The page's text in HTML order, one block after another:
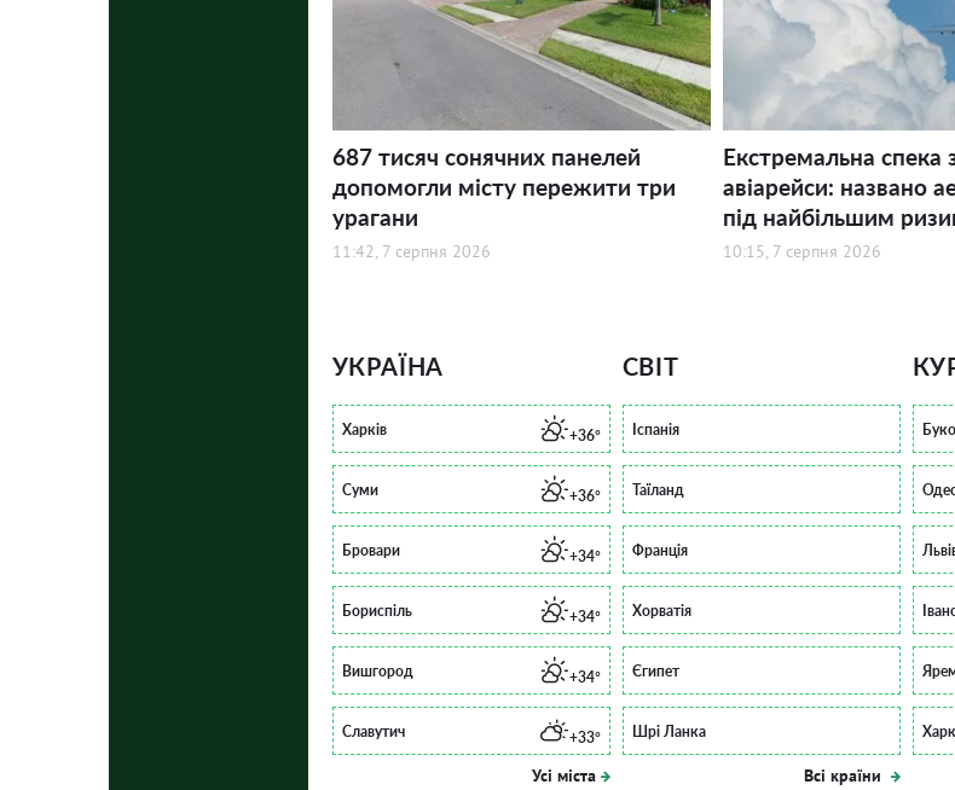
687 тисяч сонячних панелей
допомогли місту пережити три
урагани
11:42, 7 серпня 2026
Екстремальна спека
авіарейси: названо
під найбільшим
10:15, 7 серпня 2026
УКРАЇНА
Харків +36°
Суми +36°
Бровари +34°
Бориспіль +34°
Вишгород +34°
Славутич +33°
Усі міста
СВІТ
Іспанія
Таїланд
Франція
Хорватія
Єгипет
Шрі Ланка
Всі країни